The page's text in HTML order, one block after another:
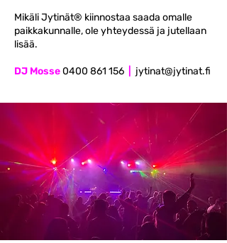
Mikäli Jytinät® kiinnostaa saada omalle
paikkakunnalle, ole yhteydessä ja jutellaan
lisää.
DJ Mosse0400 861 156 jytinat@jytinat.fi